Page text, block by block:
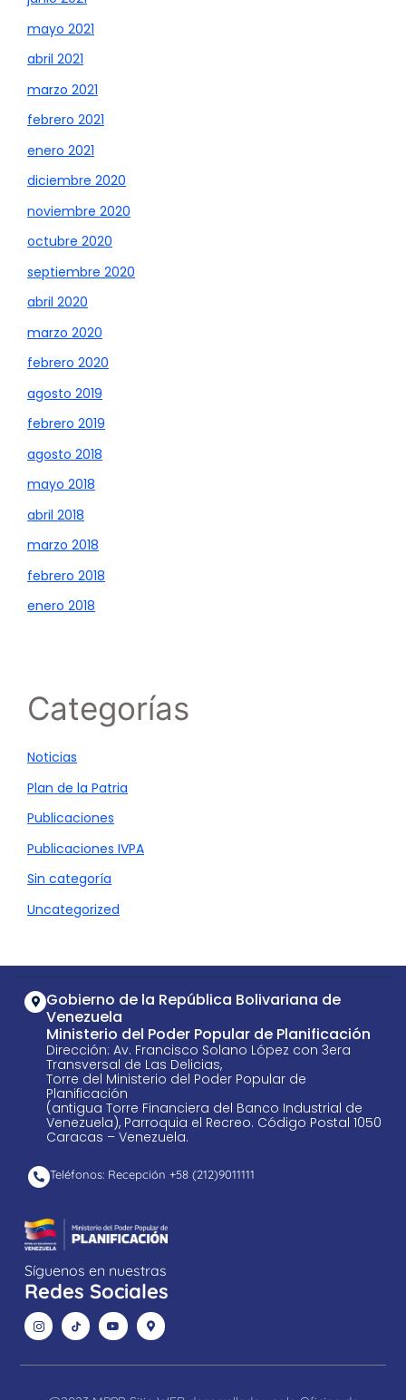
mayo 2021
abril 2021
marzo 2021
febrero 2021
enero 2021
diciembre 2020
noviembre 2020
octubre 2020
septiembre 2020
abril 2020
marzo 2020
febrero 2020
agosto 2019
febrero 2019
agosto 2018
mayo 2018
abril 2018
marzo 2018
febrero 2018
enero 2018
Categorías
Noticias
Plan de la Patria
Publicaciones
Publicaciones IVPA
Sin categoría
Uncategorized
Gobierno de la República Bolivariana de
Venezuela
Ministerio del Poder Popular de Planificación
Dirección: Av. Francisco Solano López con 3era
Transversal de Las Delicias,
Torre del Ministerio del Poder Popular de
Planificación
(antigua Torre Financiera del Banco Industrial de
Venezuela), Parroquia el Recreo. Código Postal 1050
Caracas – Venezuela.
Teléfonos: Recepción +58 ​(212)9011111
Síguenos en nuestras
Redes Sociales